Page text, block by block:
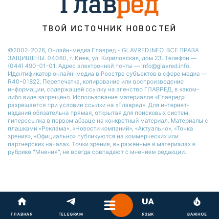
ТВОЙ ИСТОЧНИК НОВОСТЕЙ
©2002-2026, Онлайн-медиа Главред - GLAVRED.INFO. ВСЕ ПРАВА
ЗАЩИЩЕНЫ. 04080, г. Киев, ул. Кириловская, дом 23. Телефон —
(044) 490-01-01. Адрес электронной почты — info@glavred.info.
Идентификатор онлайн-медиа в Реестре cубъектов в сфере медиа —
R40-01822. Перепечатка, копирование или воспроизведение
информации, содержащей ссылку на агенство ГЛАВРЕД, в каком-
либо виде запрещено. Использование материалов «Главред»
разрешается при условии ссылки на «Главред». Для интернет-
изданий обязательна прямая, открытая для поисковых систем,
гиперссылка в первом абзаце на конкретный материал. Материалы с
плашками «Реклама», «Новости компаний», «Актуально», «Точка
зрения», «Официально» публикуются на коммерческих или
партнерских началах. Точки зрения, выраженные в материалах в
рубрике "Мнения", не всегда совпадают с мнением редакции.
ГЛАВНАЯ TELEGRAM ЯЗЫК ВАЖНОЕ